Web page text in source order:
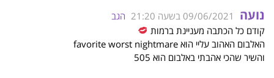
נועה 09/06/2021 בשעה 21:20
הגב
קודם כל הכתבה מעניינת ברמות
האלבום האהוב עליי הוא favorite worst nightmare
והשיר שהכי אהבתי באלבום הוא 505